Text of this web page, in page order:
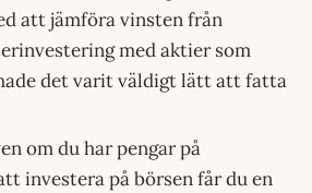
att jämföra vinsten från
med aktier som
det varit väldigt lätt att fatta
om du har pengar på
investera på börsen får du en